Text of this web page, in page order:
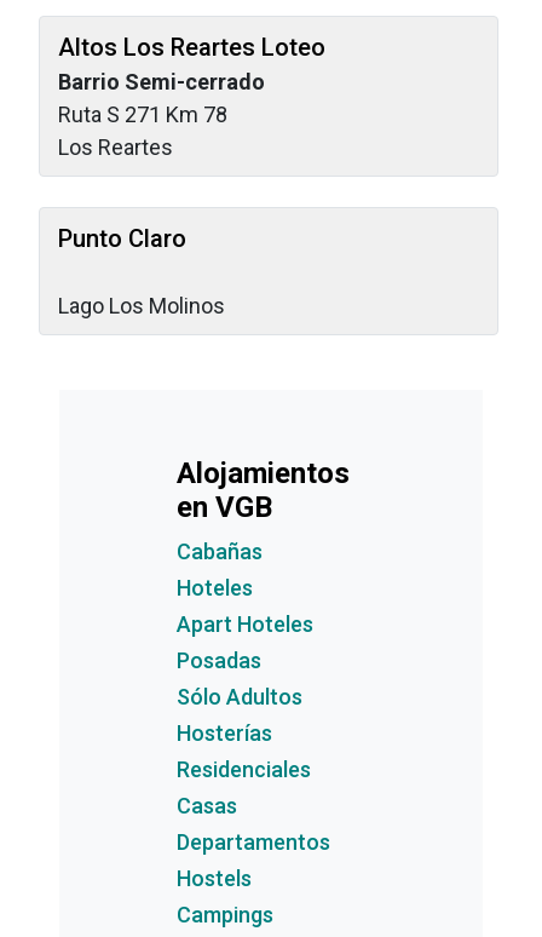
Altos Los Reartes Loteo
Barrio Semi-cerrado
Ruta S 271 Km 78
Los Reartes
Punto Claro
Lago Los Molinos
Alojamientos
en VGB
Cabañas
Hoteles
Apart Hoteles
Posadas
Sólo Adultos
Hosterías
Residenciales
Casas
Departamentos
Hostels
Campings